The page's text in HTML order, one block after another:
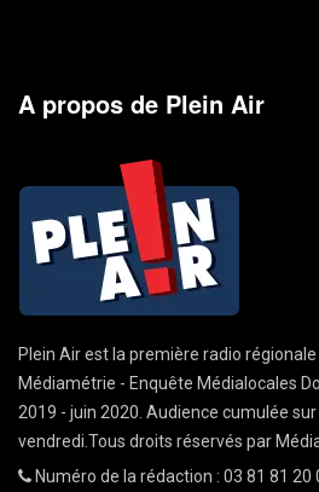
A propos de Plein Air
Plein Air est la première radio
Médiamétrie - Enquête Médialocales
2019 - juin 2020. Audience cumulée
vendredi.Tous droits réservés par
Numéro de la rédaction : 03 81 81 20